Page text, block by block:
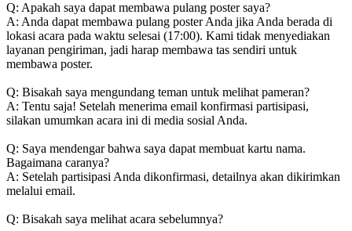
Q: Apakah saya dapat membawa pulang poster saya?
A: Anda dapat membawa pulang poster Anda jika Anda berada di
lokasi acara pada waktu selesai (17:00). Kami tidak menyediakan
layanan pengiriman, jadi harap membawa tas sendiri untuk
membawa poster.
Q: Bisakah saya mengundang teman untuk melihat pameran?
A: Tentu saja! Setelah menerima email konfirmasi partisipasi,
silakan umumkan acara ini di media sosial Anda.
Q: Saya mendengar bahwa saya dapat membuat kartu nama.
Bagaimana caranya?
A: Setelah partisipasi Anda dikonfirmasi, detailnya akan dikirimkan
melalui email.
Q: Bisakah saya melihat acara sebelumnya?